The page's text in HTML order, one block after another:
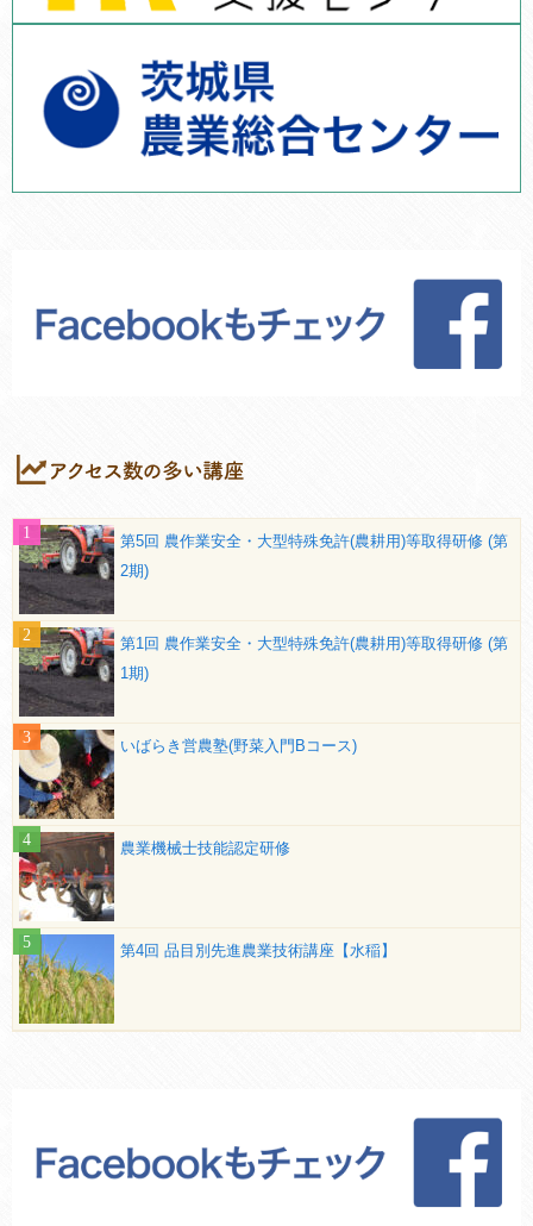
第5回 農作業安全・大型特殊免許(農耕用)等取得研修 (第
2期)
第1回 農作業安全・大型特殊免許(農耕用)等取得研修 (第
1期)
いばらき営農塾(野菜入門Bコース)
農業機械士技能認定研修
第4回 品目別先進農業技術講座【水稲】